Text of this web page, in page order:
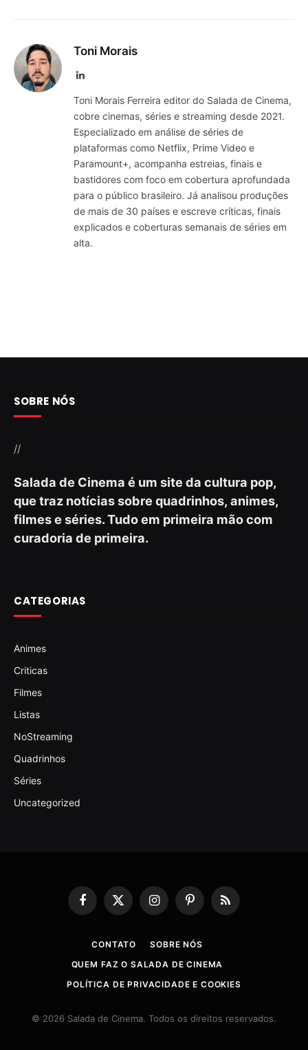
Toni Morais
LinkedIn
Toni Morais Ferreira editor do Salada de Cinema,
cobre cinemas, séries e streaming desde 2021.
Especializado em análise de séries de
plataformas como Netflix, Prime Video e
Paramount+, acompanha estreias, finais e
bastidores com foco em cobertura aprofundada
para o público brasileiro. Já analisou produções
de mais de 30 países e escreve críticas, finais
explicados e coberturas semanais de séries em
alta.
SOBRE NÓS
//
Salada de Cinema é um site da cultura pop,
que traz notícias sobre quadrinhos, animes,
filmes e séries. Tudo em primeira mão com
curadoria de primeira.
CATEGORIAS
Animes
Criticas
Filmes
Listas
NoStreaming
Quadrinhos
Séries
Uncategorized
Facebook
X
(Twitter)
InstagramPinterestRSS
CONTATO
SOBRE NÓS
QUEM FAZ O SALADA DE CINEMA
POLÍTICA DE PRIVACIDADE E COOKIES
© 2026 Salada de Cinema. Todos os direitos reservados.